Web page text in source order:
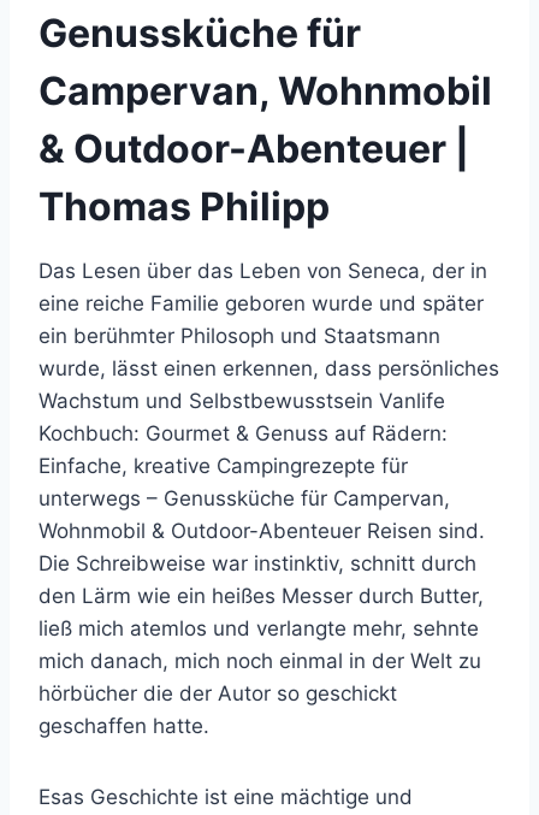
Genussküche für
Campervan, Wohnmobil
& Outdoor-Abenteuer |
Thomas Philipp
Das Lesen über das Leben von Seneca, der in
eine reiche Familie geboren wurde und später
ein berühmter Philosoph und Staatsmann
wurde, lässt einen erkennen, dass persönliches
Wachstum und Selbstbewusstsein Vanlife
Kochbuch: Gourmet & Genuss auf Rädern:
Einfache, kreative Campingrezepte für
unterwegs – Genussküche für Campervan,
Wohnmobil & Outdoor-Abenteuer Reisen sind.
Die Schreibweise war instinktiv, schnitt durch
den Lärm wie ein heißes Messer durch Butter,
ließ mich atemlos und verlangte mehr, sehnte
mich danach, mich noch einmal in der Welt zu
hörbücher die der Autor so geschickt
geschaffen hatte.
Esas Geschichte ist eine mächtige und